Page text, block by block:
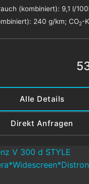
(kombiniert): 9,1 l/
240 g/km;CO2-
Alle Details
Direkt Anfragen